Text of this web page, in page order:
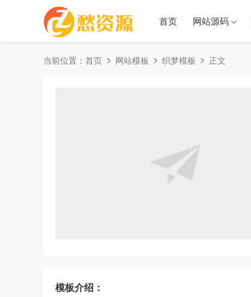
首页 网站源码
当前位置： 首页 网站模板 织梦模板 正文
模板介绍：